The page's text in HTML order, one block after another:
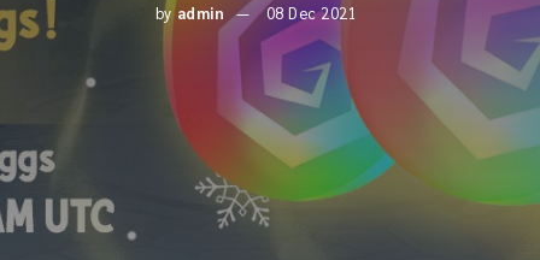
by admin 08 Dec 2021